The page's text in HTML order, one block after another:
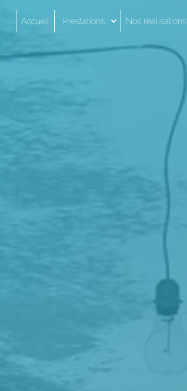
Accueil Prestations Nos réalisations